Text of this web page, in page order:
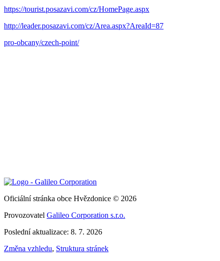
https://tourist.posazavi.com/cz/HomePage.aspx
http://leader.posazavi.com/cz/Area.aspx?AreaId=87
pro-obcany/czech-point/
Oficiální stránka obce Hvězdonice © 2026
Provozovatel Galileo Corporation s.r.o.
Poslední aktualizace: 8. 7. 2026
Změna vzhledu, Struktura stránek